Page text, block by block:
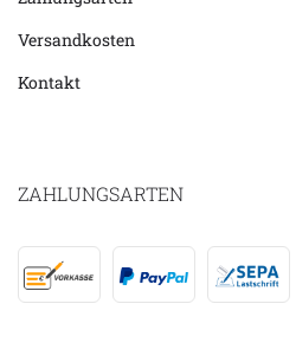
Versandkosten
Kontakt
ZAHLUNGSARTEN